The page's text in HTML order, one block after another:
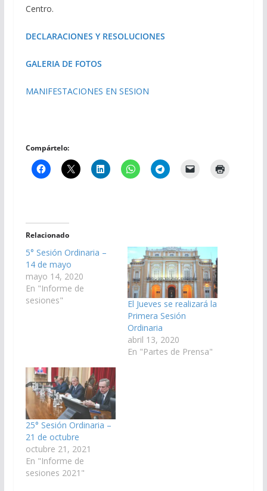
Centro.
DECLARACIONES Y RESOLUCIONES
GALERIA DE FOTOS
MANIFESTACIONES EN SESION
Compártelo:
Relacionado
5° Sesión Ordinaria –
14 de mayo
mayo 14, 2020
En "Informe de
sesiones"
El Jueves se realizará la
Primera Sesión
Ordinaria
abril 13, 2020
En "Partes de Prensa"
25° Sesión Ordinaria –
21 de octubre
octubre 21, 2021
En "Informe de
sesiones 2021"